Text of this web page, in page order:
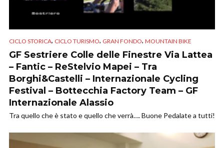
CICLO STORICA, CICLO TURISMO, GRAN FONDO, MOUNTAIN BIKE
GF Sestriere Colle delle Finestre Via Lattea
– Fantic – ReStelvio Mapei – Tra
Borghi&Castelli – Internazionale Cycling
Festival – Bottecchia Factory Team – GF
Internazionale Alassio
Tra quello che è stato e quello che verrà…. Buone Pedalate a tutti!